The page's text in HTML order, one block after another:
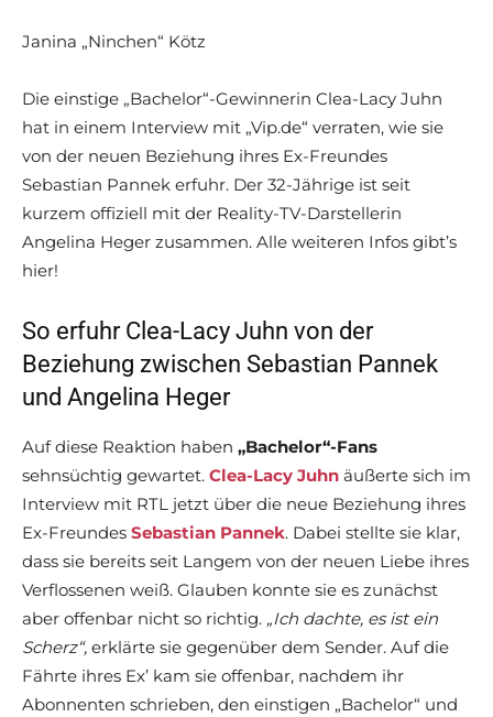
Janina „Ninchen“ Kötz
Die einstige „Bachelor“-Gewinnerin Clea-Lacy Juhn
hat in einem Interview mit „Vip.de“ verraten, wie sie
von der neuen Beziehung ihres Ex-Freundes
Sebastian Pannek erfuhr. Der 32-Jährige ist seit
kurzem offiziell mit der Reality-TV-Darstellerin
Angelina Heger zusammen. Alle weiteren Infos gibt’s
hier!
So erfuhr Clea-Lacy Juhn von der
Beziehung zwischen Sebastian Pannek
und Angelina Heger
Auf diese Reaktion haben „Bachelor“-Fans
sehnsüchtig gewartet. Clea-Lacy Juhn äußerte sich im
Interview mit RTL jetzt über die neue Beziehung ihres
Ex-Freundes Sebastian Pannek. Dabei stellte sie klar,
dass sie bereits seit Langem von der neuen Liebe ihres
Verflossenen weiß. Glauben konnte sie es zunächst
aber offenbar nicht so richtig. „Ich dachte, es ist ein
Scherz“, erklärte sie gegenüber dem Sender. Auf die
Fährte ihres Ex’ kam sie offenbar, nachdem ihr
Abonnenten schrieben, den einstigen „Bachelor“ und